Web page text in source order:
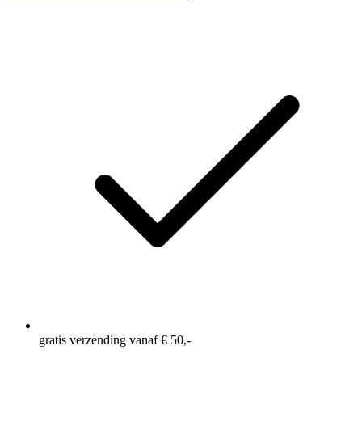
gratis verzending vanaf € 50,-